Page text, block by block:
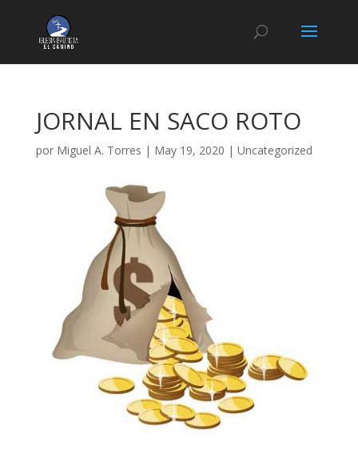
JORNAL EN SACO ROTO
por Miguel A. Torres | May 19, 2020 | Uncategorized